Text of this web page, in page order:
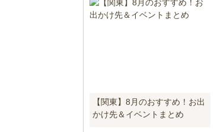
【関東】8月のおすすめ！お出
かけ先＆イベントまとめ